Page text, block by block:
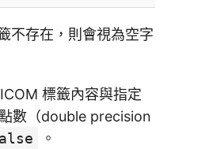
不存在，則會視為空字
標籤內容與指定
數（double precision
。